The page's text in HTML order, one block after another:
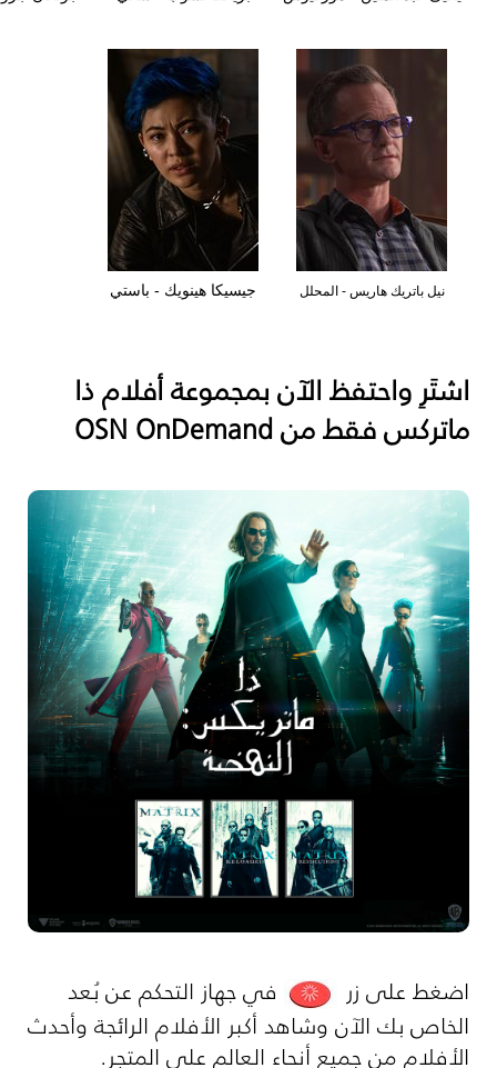
نيل باتريك هاريس - المحلل جيسيكا هينويك - باستي
اشتَرِ واحتفظ الآن بمجموعة أفلام ذا
ماتركس فقط منOSN OnDemand
اضغط على زر
في جهاز التحكم عن بُعد
الخاص بك الآن وشاهد أكبر الأفلام الرائجة وأحدث
الأفلام من جميع أنحاء العالم على المتجر.